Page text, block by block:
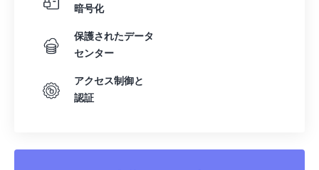
暗号化
保護されたデータ
センター
アクセス制御と
認証